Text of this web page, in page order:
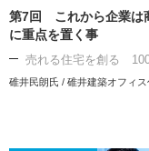
第7回 これから企業は
に重点を置く事
売れる住宅を創る
碓井民朗氏 / 碓井建築オフィス